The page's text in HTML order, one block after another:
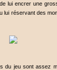
lui encrer une
lui réservant des
du jeu sont assez